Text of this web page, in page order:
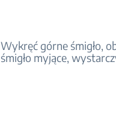
Wykręć górne śmigło,
śmigło myjące,